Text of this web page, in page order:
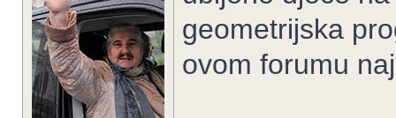
geometrijska
ovom forumu